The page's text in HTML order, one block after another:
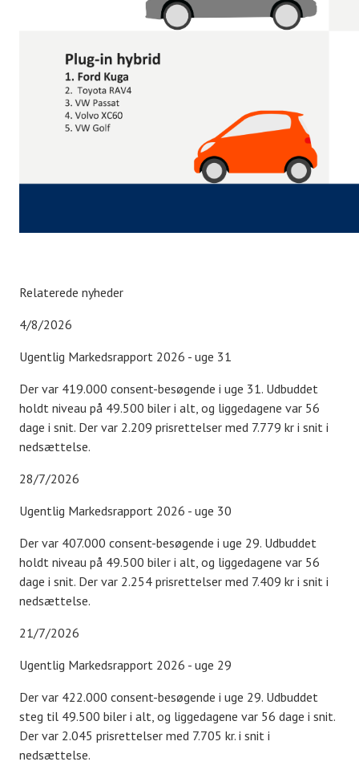
Relaterede nyheder
4/8/2026
Ugentlig Markedsrapport 2026 - uge 31
Der var 419.000 consent-besøgende i uge 31. Udbuddet
holdt niveau på 49.500 biler i alt, og liggedagene var 56
dage i snit. Der var 2.209 prisrettelser med 7.779 kr i snit i
nedsættelse.
28/7/2026
Ugentlig Markedsrapport 2026 - uge 30
Der var 407.000 consent-besøgende i uge 29. Udbuddet
holdt niveau på 49.500 biler i alt, og liggedagene var 56
dage i snit. Der var 2.254 prisrettelser med 7.409 kr i snit i
nedsættelse.
21/7/2026
Ugentlig Markedsrapport 2026 - uge 29
Der var 422.000 consent-besøgende i uge 29. Udbuddet
steg til 49.500 biler i alt, og liggedagene var 56 dage i snit.
Der var 2.045 prisrettelser med 7.705 kr. i snit i
nedsættelse.